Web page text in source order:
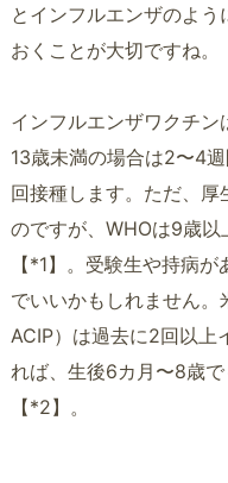
とインフルエンザのよ
おくことが大切ですね。
インフルエンザワクチン
13歳未満の場合は2〜4
回接種します。ただ、
のですが、WHOは9歳以
【*1】。受験生や持病
でいいかもしれません
ACIP）は過去に2回以上
れば、生後6カ月〜8歳
【*2】。